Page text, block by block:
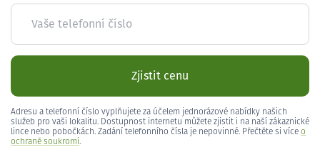
Vaše telefonní číslo
Zjistit cenu
Adresu a telefonní číslo vyplňujete za účelem jednorázové nabídky našich
služeb pro vaši lokalitu. Dostupnost internetu můžete zjistit i na naší zákaznické
lince nebo pobočkách. Zadání telefonního čísla je nepovinné. Přečtěte si více o
ochraně soukromí.